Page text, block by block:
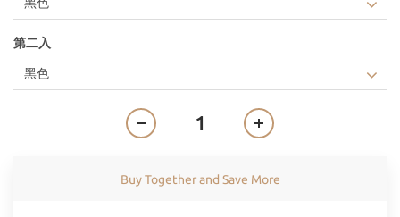
第二入
Buy Together and Save More